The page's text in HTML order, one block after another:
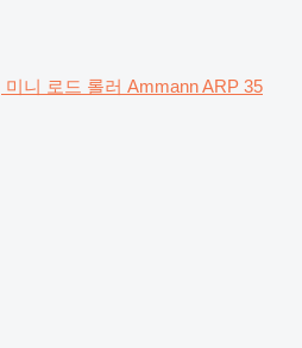
미니 로드 롤러 Ammann ARP 35